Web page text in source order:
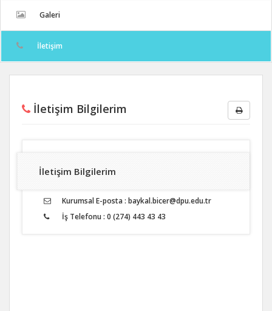
Galeri
İletişim
İletişim Bilgilerim
İletişim Bilgilerim
Kurumsal E-posta : baykal.bicer@dpu.edu.tr
İş Telefonu : 0 (274) 443 43 43